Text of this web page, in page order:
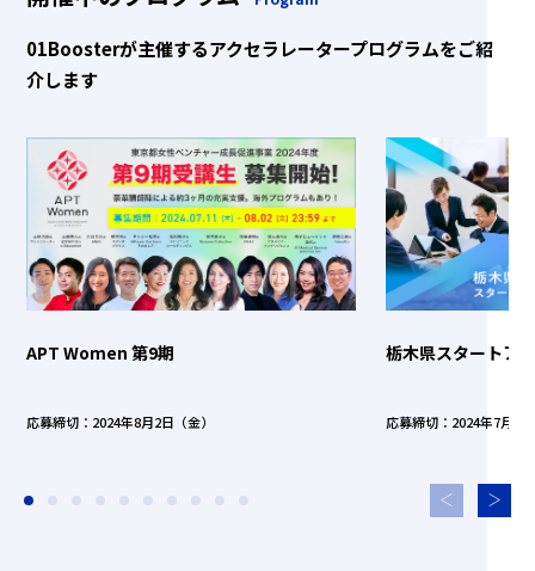
01Boosterが主催するアクセラレータープログラムをご紹
介します
APT Women 第9期
応募締切：2024年8月2日（金）
栃木県スタートア
応募締切：2024年7月19